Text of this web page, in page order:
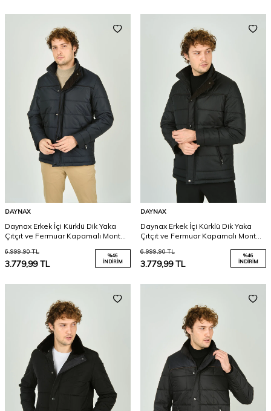
DAYNAX
Daynax Erkek İçi Kürklü Dik Yaka
Çıtçıt ve Fermuar Kapamalı Mont
6.999,90TL
3.779,99TL
%46
İNDIRIM
DAYNAX
Daynax Erkek İçi Kürklü Dik Yaka
Çıtçıt ve Fermuar Kapamalı Mont
6.999,90TL
3.779,99TL
%46
İNDIRIM